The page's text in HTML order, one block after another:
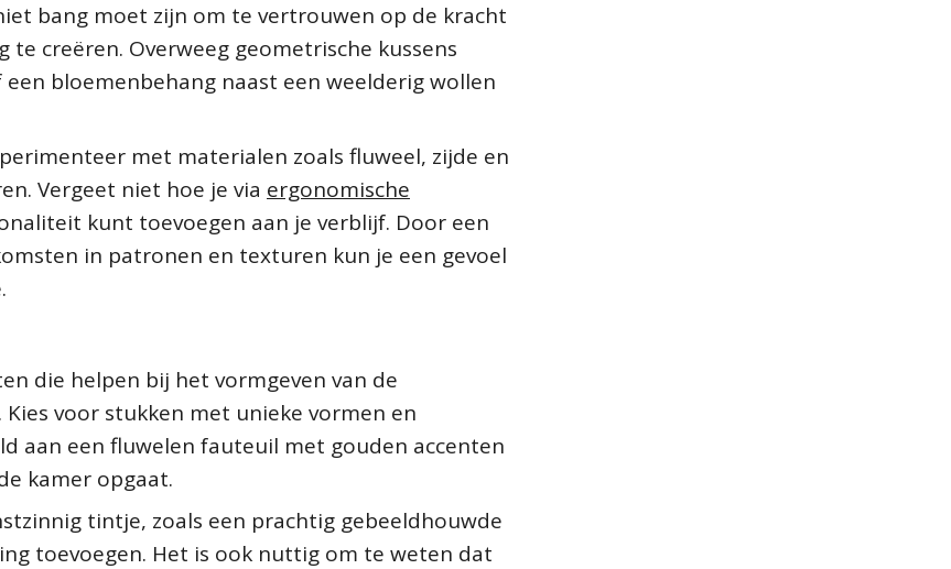
bang moet zijn om te vertrouwen op de kracht
creëren. Overweeg geometrische kussens
bloemenbehang naast een weelderig wollen
met materialen zoals fluweel, zijde en
Vergeet niet hoe je via ergonomische
kunt toevoegen aan je verblijf. Door een
in patronen en texturen kun je een gevoel
die helpen bij het vormgeven van de
voor stukken met unieke vormen en
aan een fluwelen fauteuil met gouden accenten
kamer opgaat.
tintje, zoals een prachtig gebeeldhouwde
toevoegen. Het is ook nuttig om te weten dat